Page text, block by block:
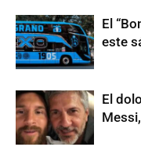
El
este
El